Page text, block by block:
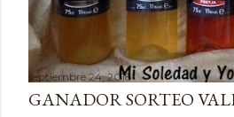
septiembre 24, 2018
GANADOR SORTEO